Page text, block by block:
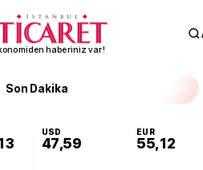
haberiniz var!
Son Dakika
USD
47,59
EUR
55,12